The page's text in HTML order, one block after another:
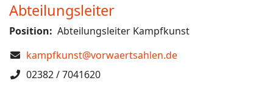
Abteilungsleiter
Position: Abteilungsleiter Kampfkunst
COM_CONTACT_EMAIL
kampfkunst@vorwaertsahlen.de
Telefon
02382 / 7041620